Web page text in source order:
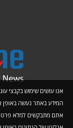
אנו עושים שימוש בקבצי
המידע באתר נעשה באופן
אתם מתבקשים למלא פרטים